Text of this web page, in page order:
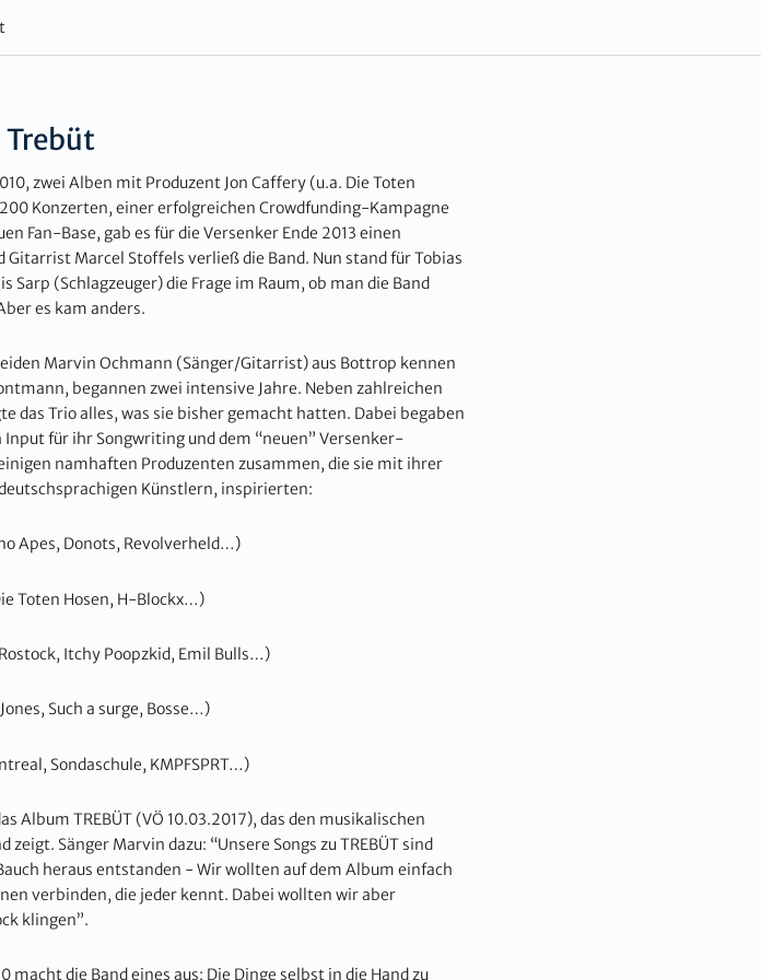
Trebüt
zwei Alben mit Produzent Jon Caffery (u.a. Die Toten
200 Konzerten, einer erfolgreichen Crowdfunding-Kampagne
Fan-Base, gab es für die Versenker Ende 2013 einen
Gitarrist Marcel Stoffels verließ die Band. Nun stand für Tobias
Sarp (Schlagzeuger) die Frage im Raum, ob man die Band
es kam anders.
Marvin Ochmann (Sänger/Gitarrist) aus Bottrop kennen
begannen zwei intensive Jahre. Neben zahlreichen
das Trio alles, was sie bisher gemacht hatten. Dabei begaben
Input für ihr Songwriting und dem “neuen” Versenker-
namhaften Produzenten zusammen, die sie mit ihrer
Künstlern, inspirierten:
Apes, Donots, Revolverheld…)
Toten Hosen, H-Blockx…)
Itchy Poopzkid, Emil Bulls…)
Such a surge, Bosse…)
Sondaschule, KMPFSPRT…)
Album TREBÜT (VÖ 10.03.2017), das den musikalischen
zeigt. Sänger Marvin dazu: “Unsere Songs zu TREBÜT sind
heraus entstanden - Wir wollten auf dem Album einfach
verbinden, die jeder kennt. Dabei wollten wir aber
klingen”.
macht die Band eines aus: Die Dinge selbst in die Hand zu